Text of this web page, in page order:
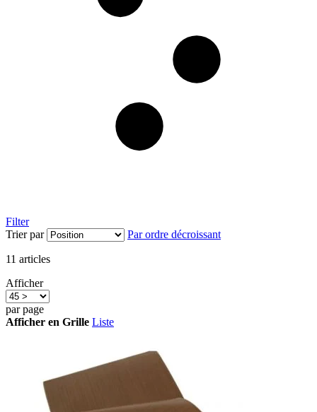
Filter
Trier par
Par ordre décroissant
11 articles
Afficher
par page
Afficher en Grille Liste